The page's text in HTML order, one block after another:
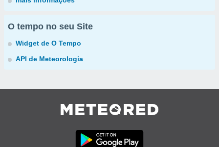
O tempo no seu Site
Widget de O Tempo
API de Meteorologia